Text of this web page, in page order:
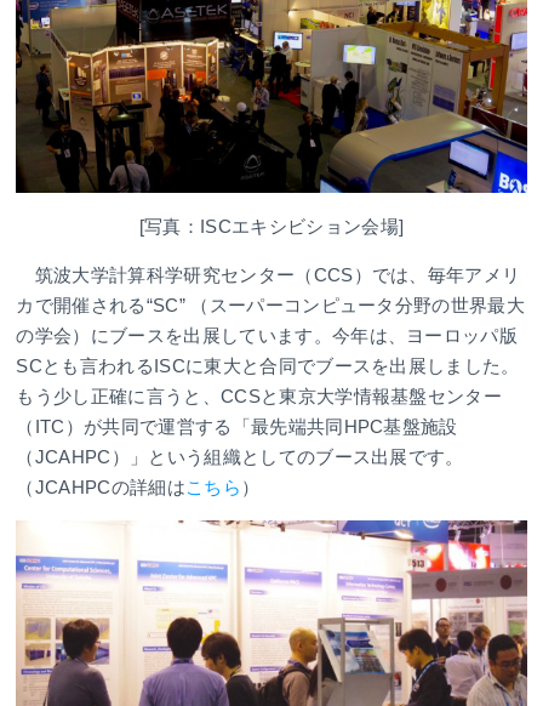
[写真：ISCエキシビション会場]
筑波大学計算科学研究センター（CCS）では、毎年アメリ
カで開催される“SC” （スーパーコンピュータ分野の世界最大
の学会）にブースを出展しています。今年は、ヨーロッパ版
SCとも言われるISCに東大と合同でブースを出展しました。
もう少し正確に言うと、CCSと東京大学情報基盤センター
（ITC）が共同で運営する「最先端共同HPC基盤施設
（JCAHPC）」という組織としてのブース出展です。
（JCAHPCの詳細はこちら ）